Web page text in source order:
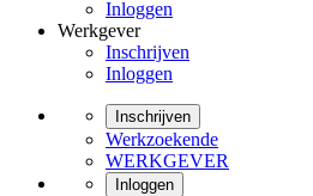
Inloggen
Werkgever
Inschrijven
Inloggen
Inschrijven
Werkzoekende
WERKGEVER
Inloggen